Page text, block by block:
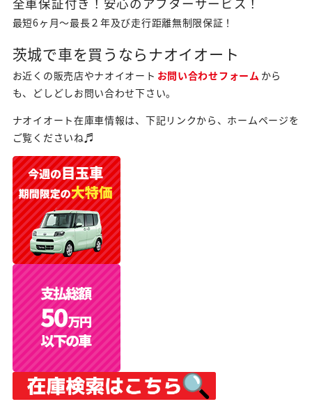
最短6ヶ月～最長２年及び走行距離無制限保証！
茨城で車を買うならナオイオート
お近くの販売店やナオイオート お問い合わせフォーム から
も、どしどしお問い合わせ下さい。
ナオイオート在庫車情報は、下記リンクから、ホームページを
ご覧くださいね♬